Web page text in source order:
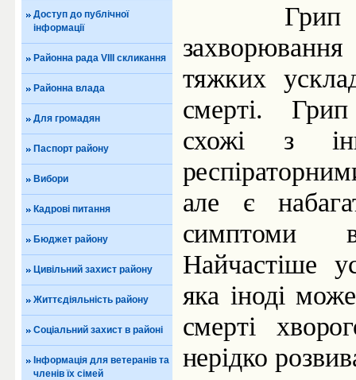
Доступ до публічної
інформації
Районна рада VIII скликання
Районна влада
Для громадян
Паспорт району
Вибори
Кадрові питання
Бюджет району
Цивільний захист району
Життєдіяльність району
Соціальний захист в районі
Інформація для ветеранів та
членів їх сімей
Грип –
тяжких
смерті.
схожі з
але є
симптоми
Найчастіше
яка іноді
смерті
нерідко